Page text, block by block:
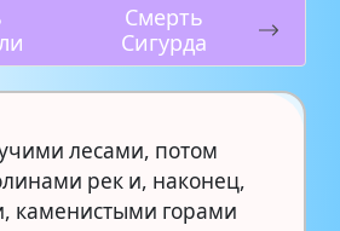
Смерть
Сигурда
лесами, потом
рек и, наконец,
каменистыми горами